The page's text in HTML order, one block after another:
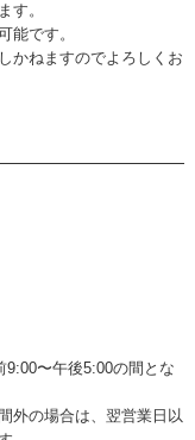
す。
能です。
かねますのでよろしくお
〜午後5:00の間とな
外の場合は、翌営業日以